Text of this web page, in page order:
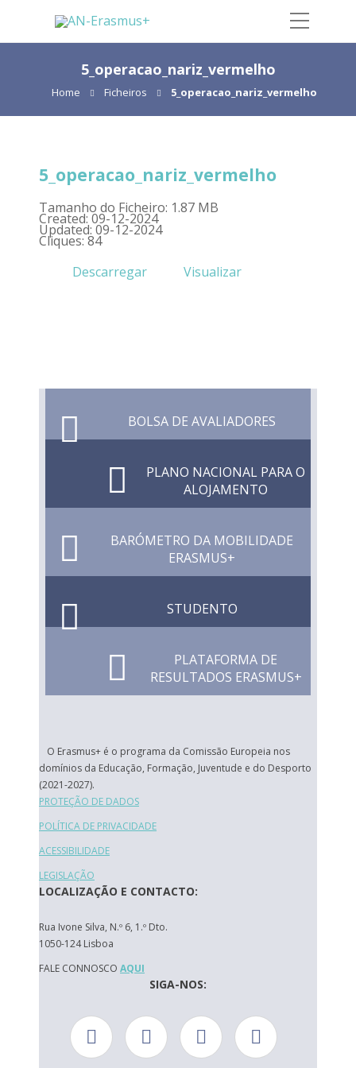
5_operacao_nariz_vermelho
Home Ficheiros 5_operacao_nariz_vermelho
5_operacao_nariz_vermelho
Tamanho do Ficheiro: 1.87 MB
Created: 09-12-2024
Updated: 09-12-2024
Cliques: 84
Descarregar
Visualizar
BOLSA DE AVALIADORES
PLANO NACIONAL PARA O
ALOJAMENTO
BARÓMETRO DA MOBILIDADE
ERASMUS+
STUDENTO
PLATAFORMA DE
RESULTADOS ERASMUS+
O Erasmus+ é o programa da Comissão Europeia nos
domínios da Educação, Formação, Juventude e do Desporto
(2021-2027).
PROTEÇÃO DE DADOS
POLÍTICA DE PRIVACIDADE
ACESSIBILIDADE
LEGISLAÇÃO
LOCALIZAÇÃO E CONTACTO:
Rua Ivone Silva, N.º 6, 1.º Dto.
1050-124 Lisboa
FALE CONNOSCO AQUI
SIGA-NOS: